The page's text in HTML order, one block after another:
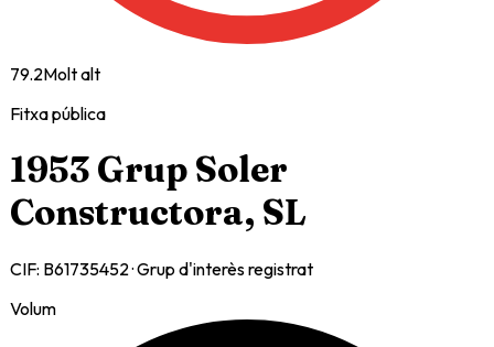
79.2Molt alt
Fitxa pública
1953 Grup Soler
Constructora, SL
CIF: B61735452· Grup d'interès registrat
Volum